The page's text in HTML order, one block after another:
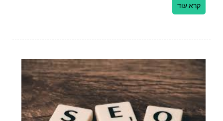
קרא עוד